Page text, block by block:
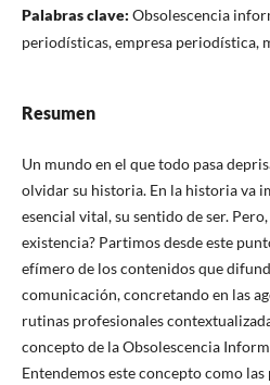
Palabras clave: Obsolescencia
periodísticas, empresa periodística,
Resumen
Un mundo en el que todo pasa
olvidar su historia. En la historia va
esencial vital, su sentido de ser.
existencia? Partimos desde este
efímero de los contenidos que
comunicación, concretando en las
rutinas profesionales
concepto de la Obsolescencia
Entendemos este concepto como